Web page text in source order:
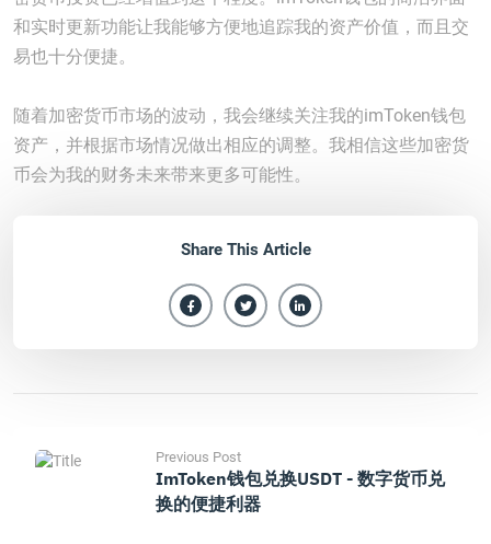
和实时更新功能让我能够方便地追踪我的资产价值，而且交
易也十分便捷。
随着加密货币市场的波动，我会继续关注我的imToken钱包
资产，并根据市场情况做出相应的调整。我相信这些加密货
币会为我的财务未来带来更多可能性。
Share This Article
Previous Post
ImToken钱包兑换USDT - 数字货币兑
换的便捷利器